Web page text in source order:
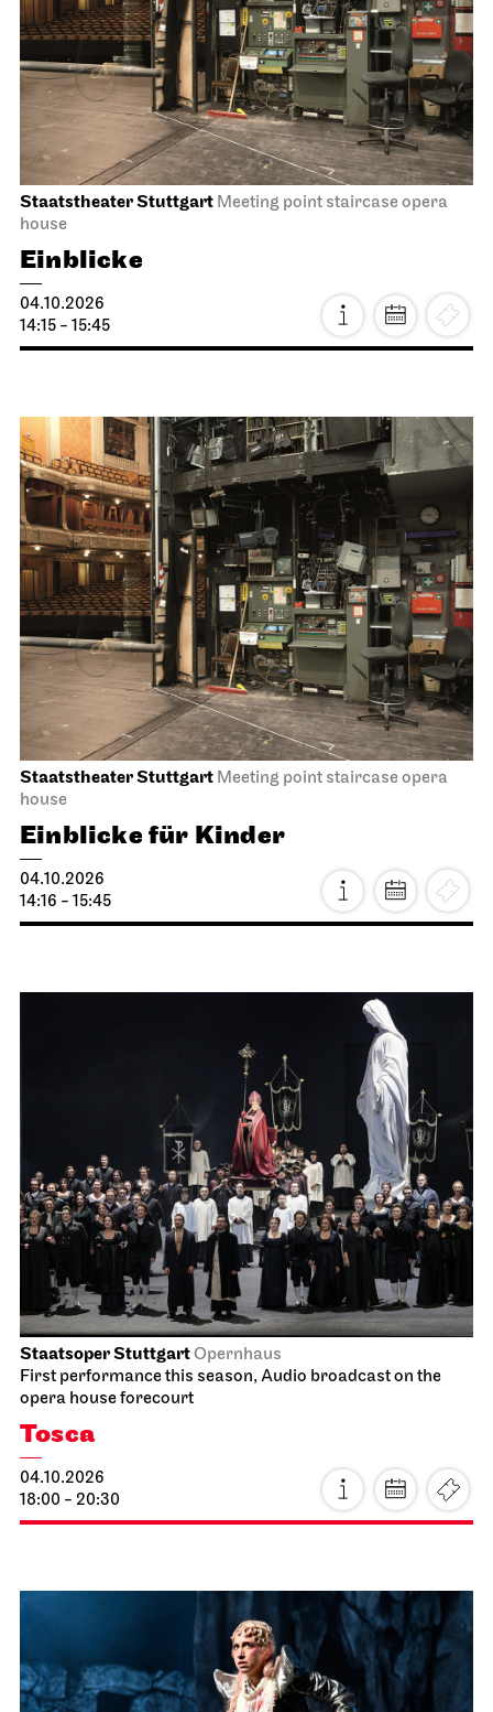
Staatstheater Stuttgart Meeting point staircase opera
house
Einblicke
04.10.2026
14:15 - 15:45
Staatstheater Stuttgart Meeting point staircase opera
house
Einblicke für Kinder
04.10.2026
14:16 - 15:45
Staatsoper StuttgartOpernhaus
First performance this season, Audio broadcast on the
opera house forecourt
Tosca
04.10.2026
18:00 - 20:30